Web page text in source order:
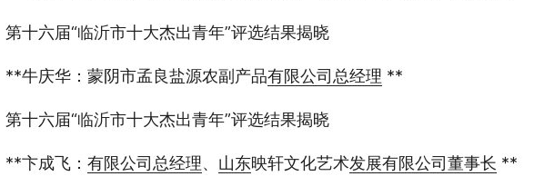
第十六届“临沂市十大杰出青年”评选结果揭晓
**牛庆华：蒙阴市孟良盐源农副产品有限公司总经理 **
第十六届“临沂市十大杰出青年”评选结果揭晓
**卞成飞： 有限公司总经理、 山东映轩文化艺术发展有限公司董事长 **